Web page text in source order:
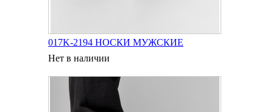
017K-2194 НОСКИ МУЖСКИЕ
Нет в наличии